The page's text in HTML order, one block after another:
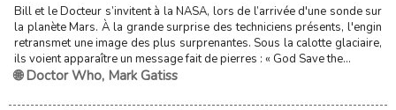
Bill et le Docteur s’invitent à la NASA, lors de l’arrivée d'une sonde sur
la planète Mars. À la grande surprise des techniciens présents, l'engin
retransmet une image des plus surprenantes. Sous la calotte glaciaire,
ils voient apparaître un message fait de pierres : « God Save the...
🌐 Doctor Who, Mark Gatiss